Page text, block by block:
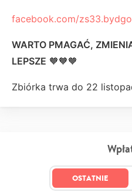
facebook.com/
WARTO PMAGAĆ,
LEPSZE 🧡🧡🧡
Zbiórka trwa do 22
OSTATNIE